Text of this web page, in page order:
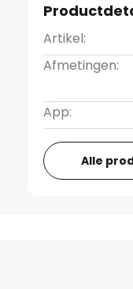
Artikel:
Afmetingen:
App:
Alle